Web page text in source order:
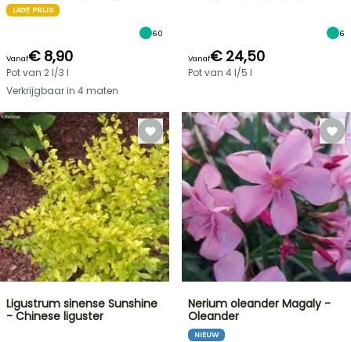
LAGE PRIJS
60
Vanaf€ 8,90
Pot van 2 l/3 l
Verkrijgbaar in 4 maten
6
Vanaf€ 24,50
Pot van 4 l/5 l
Ligustrum sinense Sunshine
- Chinese liguster
Nerium oleander Magaly -
Oleander
NIEUW